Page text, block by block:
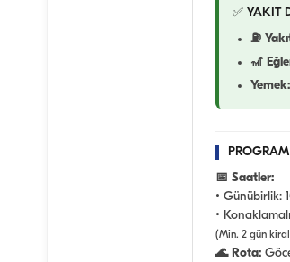
✅ YAKIT
⛽
🎢
Yemek:
📅 Saatler:
• Günübirlik:
•
(Min. 2 gün
🌊 Rota: